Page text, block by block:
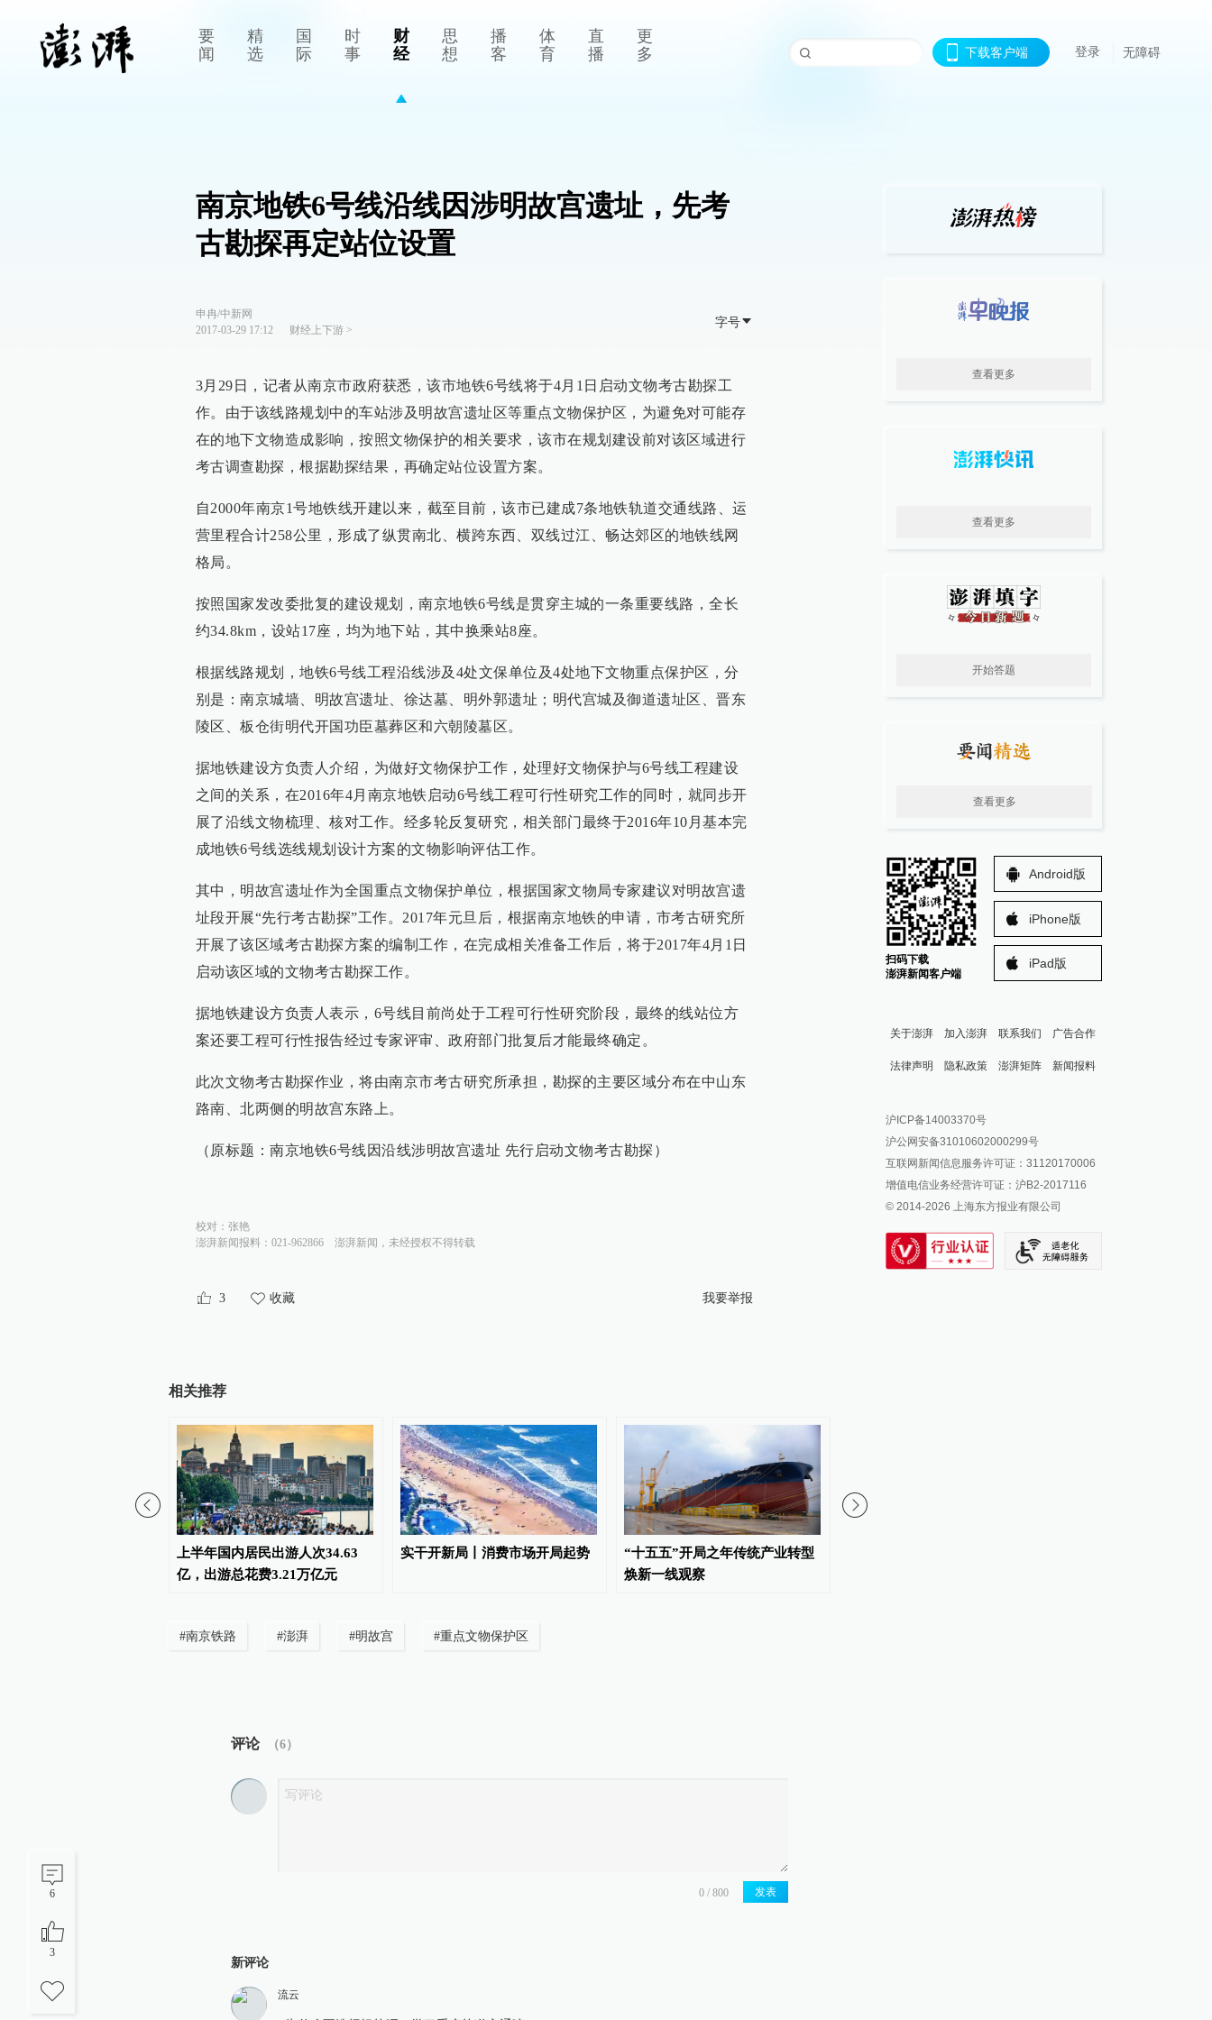
要
闻
精
选
国
际
时
事
财
经
思
想
播
客
体
育
直
播
更
多
下载客户端 登录 无障碍
6
3
南京地铁6号线沿线因涉明故宫遗址，先考
古勘探再定站位设置
申冉/中新网
2017-03-29 17:12
财经上下游>
字号
3月29日，记者从南京市政府获悉，该市地铁6号线将于4月1日启动文物考古勘探工
作。由于该线路规划中的车站涉及明故宫遗址区等重点文物保护区，为避免对可能存
在的地下文物造成影响，按照文物保护的相关要求，该市在规划建设前对该区域进行
考古调查勘探，根据勘探结果，再确定站位设置方案。
自2000年南京1号地铁线开建以来，截至目前，该市已建成7条地铁轨道交通线路、运
营里程合计258公里，形成了纵贯南北、横跨东西、双线过江、畅达郊区的地铁线网
格局。
按照国家发改委批复的建设规划，南京地铁6号线是贯穿主城的一条重要线路，全长
约34.8km，设站17座，均为地下站，其中换乘站8座。
根据线路规划，地铁6号线工程沿线涉及4处文保单位及4处地下文物重点保护区，分
别是：南京城墙、明故宫遗址、徐达墓、明外郭遗址；明代宫城及御道遗址区、晋东
陵区、板仓街明代开国功臣墓葬区和六朝陵墓区。
据地铁建设方负责人介绍，为做好文物保护工作，处理好文物保护与6号线工程建设
之间的关系，在2016年4月南京地铁启动6号线工程可行性研究工作的同时，就同步开
展了沿线文物梳理、核对工作。经多轮反复研究，相关部门最终于2016年10月基本完
成地铁6号线选线规划设计方案的文物影响评估工作。
其中，明故宫遗址作为全国重点文物保护单位，根据国家文物局专家建议对明故宫遗
址段开展“先行考古勘探”工作。2017年元旦后，根据南京地铁的申请，市考古研究所
开展了该区域考古勘探方案的编制工作，在完成相关准备工作后，将于2017年4月1日
启动该区域的文物考古勘探工作。
据地铁建设方负责人表示，6号线目前尚处于工程可行性研究阶段，最终的线站位方
案还要工程可行性报告经过专家评审、政府部门批复后才能最终确定。
此次文物考古勘探作业，将由南京市考古研究所承担，勘探的主要区域分布在中山东
路南、北两侧的明故宫东路上。
（原标题：南京地铁6号线因沿线涉明故宫遗址 先行启动文物考古勘探）
校对： 张艳
澎湃新闻报料：021-962866
澎湃新闻，未经授权不得转载
3 收藏 我要举报
相关推荐
上半年国内居民出游人次34.63
亿，出游总花费3.21万亿元
实干开新局丨消费市场开局起势
“十五五”开局之年传统产业转型
焕新一线观察
#南京铁路 #澎湃 #明故宫 #重点文物保护区
评论 （6）
发表
新评论
流云
查看更多
查看更多
开始答题
查看更多
扫码下载
澎湃新闻客户端
Android版
iPhone版
iPad版
关于澎湃 加入澎湃 联系我们 广告合作
法律声明 隐私政策 澎湃矩阵
澎湃新闻公众号
澎湃新闻抖音号
派生万物开放平台
IP SHANGHAI
SIXTH TONE
新闻报料
报料邮箱: news@thepaper.cn
沪ICP备14003370号
沪公网安备31010602000299号
互联网新闻信息服务许可证：31120170006
增值电信业务经营许可证：沪B2-2017116
© 2014-2026 上海东方报业有限公司